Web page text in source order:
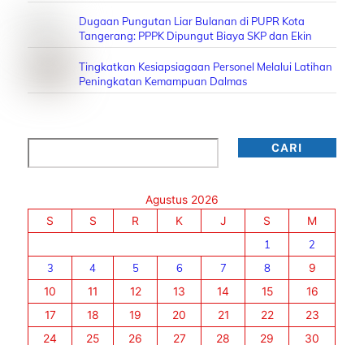
Dugaan Pungutan Liar Bulanan di PUPR Kota
Tangerang: PPPK Dipungut Biaya SKP dan Ekin
Tingkatkan Kesiapsiagaan Personel Melalui Latihan
Peningkatan Kemampuan Dalmas
CARI
Agustus 2026
S
S R K J S
M
1
2
3
4 5 6 7 8
9
10
11 12 13 14 15
16
17
18 19 20 21 22
23
24
25 26 27 28 29
30